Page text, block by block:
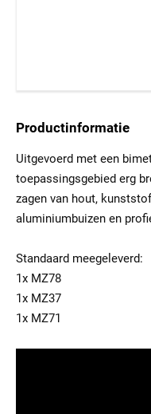
Productinformatie
Uitgevoerd met een
toepassingsgebied erg
zagen van hout,
aluminiumbuizen en
Standaard meegeleverd:
1x MZ78
1x MZ37
1x MZ71